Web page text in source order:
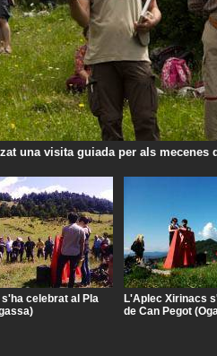
una visita guiada per als mecenes
celebrat al Pla
L'Aplec Xirinacs
de Can Pegot